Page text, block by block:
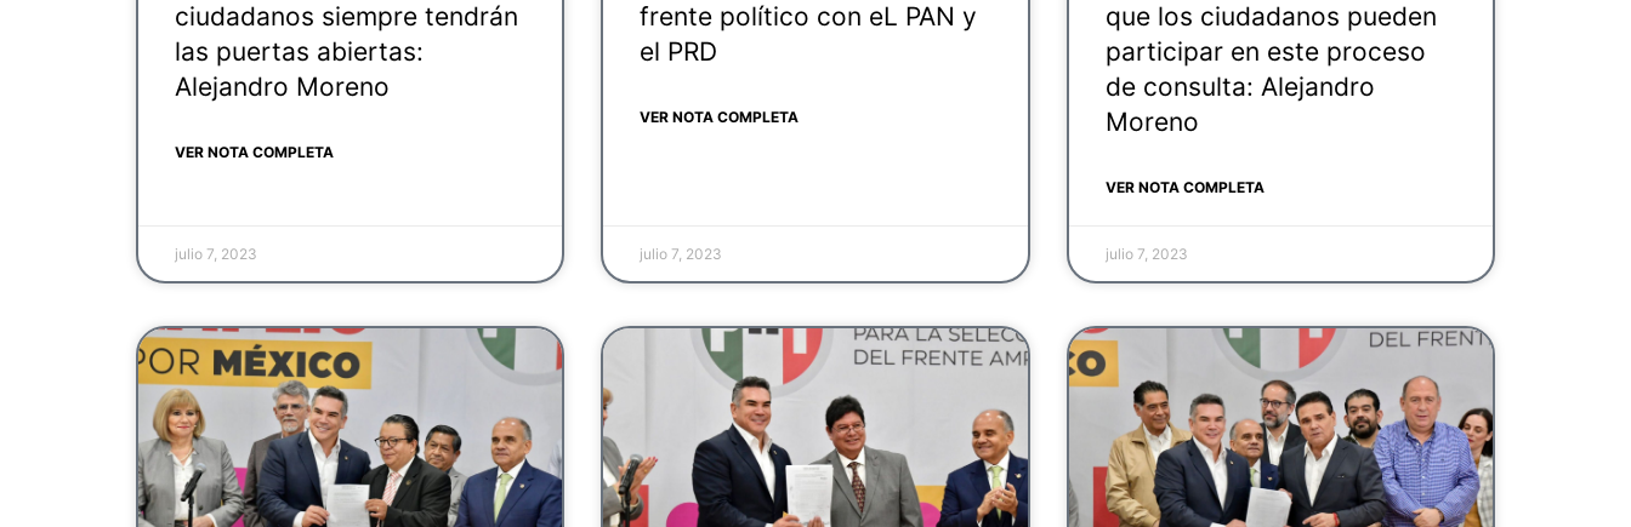
ciudadanos siempre tendrán
las puertas abiertas:
Alejandro Moreno
VER NOTA COMPLETA
julio 7, 2023
frente político con eL PAN y
el PRD
VER NOTA COMPLETA
julio 7, 2023
que los ciudadanos pueden
participar en este proceso
de consulta: Alejandro
Moreno
VER NOTA COMPLETA
julio 7, 2023